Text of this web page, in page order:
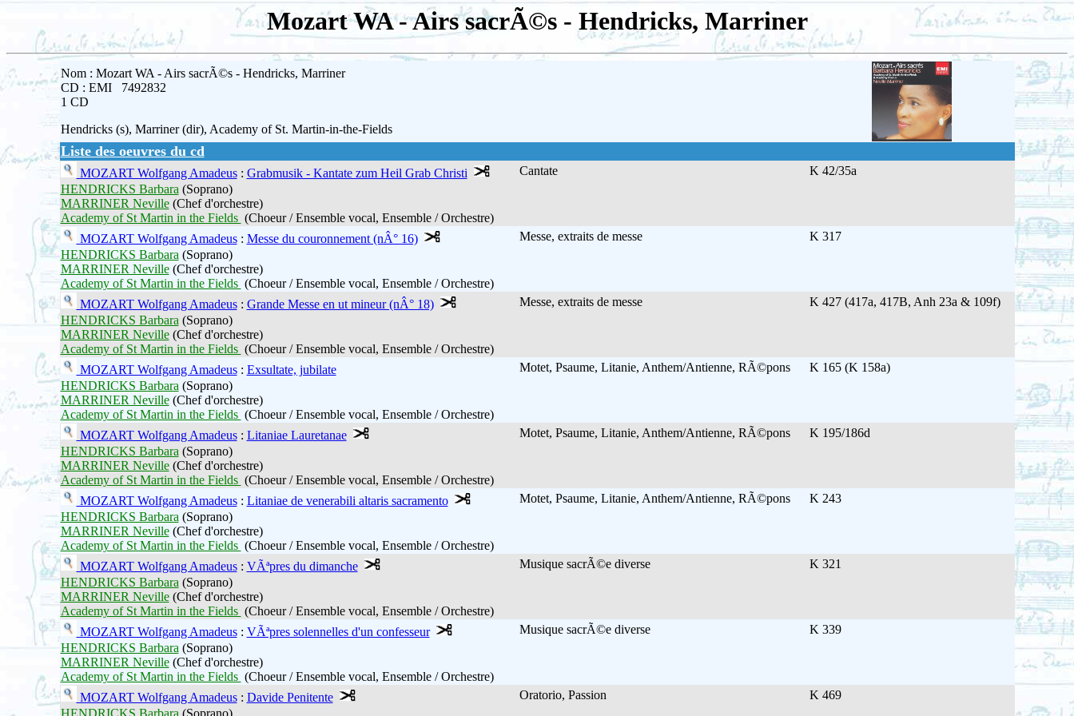
Mozart WA - Airs sacrÃ©s - Hendricks, Marriner
Nom : Mozart WA - Airs sacrÃ©s - Hendricks, Marriner
CD : EMI 7492832
1 CD
Hendricks (s), Marriner (dir), Academy of St. Martin-in-the-Fields
Liste des oeuvres du cd
MOZART Wolfgang Amadeus: Grabmusik - Kantate zum Heil Grab Christi Cantate
K 42/35a
HENDRICKS Barbara(Soprano)
MARRINER Neville(Chef d'orchestre)
Academy of St Martin in the Fields (Choeur / Ensemble vocal, Ensemble / Orchestre)
MOZART Wolfgang Amadeus: Messe du couronnement (nÂ° 16) Messe, extraits de messe
K 317
HENDRICKS Barbara(Soprano)
MARRINER Neville(Chef d'orchestre)
Academy of St Martin in the Fields (Choeur / Ensemble vocal, Ensemble / Orchestre)
MOZART Wolfgang Amadeus: Grande Messe en ut mineur (nÂ° 18) Messe, extraits de messe
K 427 (417a, 417B, Anh 23a & 109f)
HENDRICKS Barbara(Soprano)
MARRINER Neville(Chef d'orchestre)
Academy of St Martin in the Fields (Choeur / Ensemble vocal, Ensemble / Orchestre)
MOZART Wolfgang Amadeus: Exsultate, jubilate Motet, Psaume, Litanie, Anthem/Antienne, RÃ©pons
K 165 (K 158a)
HENDRICKS Barbara(Soprano)
MARRINER Neville(Chef d'orchestre)
Academy of St Martin in the Fields (Choeur / Ensemble vocal, Ensemble / Orchestre)
MOZART Wolfgang Amadeus: Litaniae Lauretanae Motet, Psaume, Litanie, Anthem/Antienne, RÃ©pons
K 195/186d
HENDRICKS Barbara(Soprano)
MARRINER Neville(Chef d'orchestre)
Academy of St Martin in the Fields (Choeur / Ensemble vocal, Ensemble / Orchestre)
MOZART Wolfgang Amadeus: Litaniae de venerabili altaris sacramento Motet, Psaume, Litanie, Anthem/Antienne, RÃ©pons
K 243
HENDRICKS Barbara(Soprano)
MARRINER Neville(Chef d'orchestre)
Academy of St Martin in the Fields (Choeur / Ensemble vocal, Ensemble / Orchestre)
MOZART Wolfgang Amadeus: VÃªpres du dimanche Musique sacrÃ©e diverse
K 321
HENDRICKS Barbara(Soprano)
MARRINER Neville(Chef d'orchestre)
Academy of St Martin in the Fields (Choeur / Ensemble vocal, Ensemble / Orchestre)
MOZART Wolfgang Amadeus: VÃªpres solennelles d'un confesseur Musique sacrÃ©e diverse
K 339
HENDRICKS Barbara(Soprano)
MARRINER Neville(Chef d'orchestre)
Academy of St Martin in the Fields (Choeur / Ensemble vocal, Ensemble / Orchestre)
MOZART Wolfgang Amadeus: Davide Penitente Oratorio, Passion
K 469